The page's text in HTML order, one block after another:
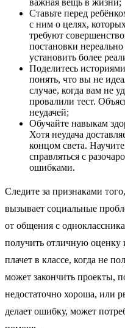
важная вещь в жизни;
Ставьте перед
с ним о целях,
требуют
постановки
установить более
Поделитесь
понять, что вы не
случае, когда вам не
провалили тест.
неудачей;
Обучайте навыкам
Хотя неудача
концом света.
справляться с
ошибками.
Следите за признаками
вызывает социальные
от общения с
получить отличную оценку
плачет в классе, когда не
может закончить проекты,
недостаточно хороша, или
делает ошибку, может